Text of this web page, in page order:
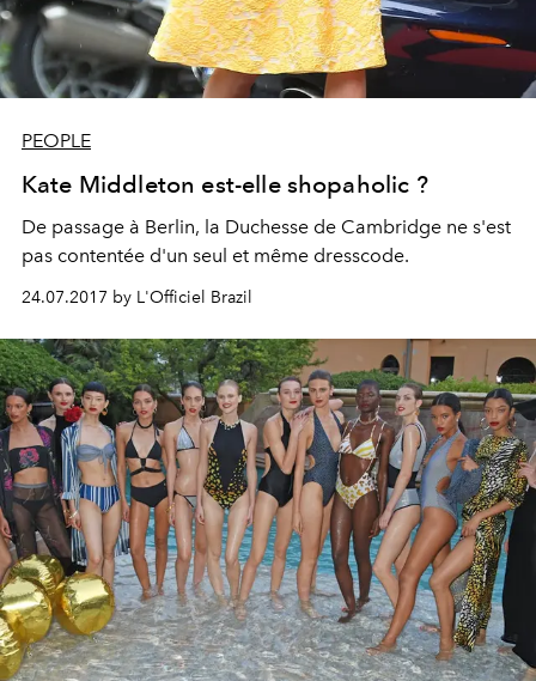
PEOPLE
Kate Middleton est-elle shopaholic ?
De passage à Berlin, la Duchesse de Cambridge ne s'est
pas contentée d'un seul et même dresscode.
24.07.2017 by L'Officiel Brazil